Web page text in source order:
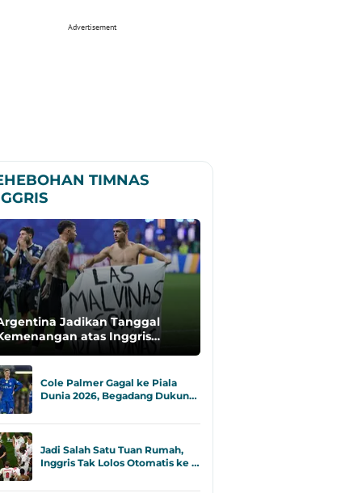
Advertisement
TIMNAS
Jadikan Tanggal
atas Inggris
Cole Palmer Gagal ke Piala
Dunia 2026, Begadang Dukun…
Jadi Salah Satu Tuan Rumah,
Inggris Tak Lolos Otomatis ke …